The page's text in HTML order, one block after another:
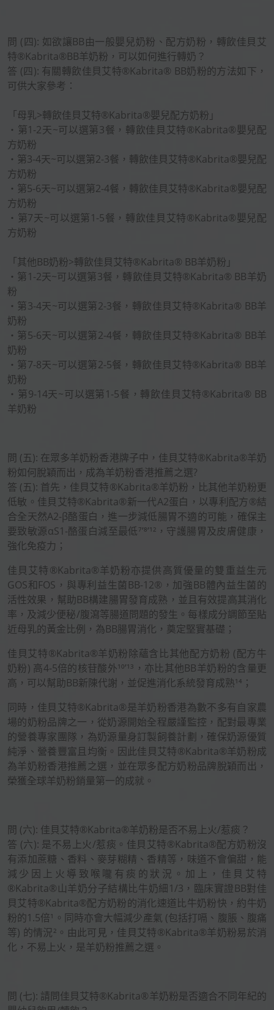
問 (四): 如欲讓BB由一般嬰兒奶粉、配方奶粉，轉飲佳貝艾
特®Kabrita®BB羊奶粉，可以如何進行轉奶？
答 (四): 有關轉飲佳貝艾特®Kabrita® BB奶粉的方法如下，
可供大家參考：
「母乳>轉飲佳貝艾特®Kabrita®嬰兒配方奶粉」
‧第1-2天~可以選第3餐，轉飲佳貝艾特®Kabrita®嬰兒配
方奶粉
‧第3-4天~可以選第2-3餐，轉飲佳貝艾特®Kabrita®嬰兒配
方奶粉
‧第5-6天~可以選第2-4餐，轉飲佳貝艾特®Kabrita®嬰兒配
方奶粉
‧第7天~可以選第1-5餐，轉飲佳貝艾特®Kabrita®嬰兒配
方奶粉
「其他BB奶粉>轉飲佳貝艾特®Kabrita® BB羊奶粉」
‧第1-2天~可以選第3餐，轉飲佳貝艾特®Kabrita® BB羊奶
粉
‧第3-4天~可以選第2-3餐，轉飲佳貝艾特®Kabrita® BB羊
奶粉
‧第5-6天~可以選第2-4餐，轉飲佳貝艾特®Kabrita® BB羊
奶粉
‧第7-8天~可以選第2-5餐，轉飲佳貝艾特®Kabrita® BB羊
奶粉
‧第9-14天~可以選第1-5餐，轉飲佳貝艾特®Kabrita® BB
羊奶粉
問 (五): 在眾多羊奶粉香港牌子中，佳貝艾特®Kabrita®羊奶
粉如何脫穎而出，成為羊奶粉香港推薦之選?
答 (五): 首先，佳貝艾特®Kabrita®羊奶粉，比其他羊奶粉更
低敏。佳貝艾特®Kabrita®新一代A2蛋白，以專利配方®結
合全天然A2-β酪蛋白，進一步減低腸胃不適的可能，確保主
要致敏源αS1-酪蛋白減至最低⁷’⁸’¹²，守護腸胃及皮膚健康，
強化免疫力；
佳貝艾特®Kabrita®羊奶粉亦提供高質優量的雙重益生元
GOS和FOS，與專利益生菌BB-12®，加強BB體內益生菌的
活性效果，幫助BB構建腸胃發育成熟，並且有效提高其消化
率，及減少便秘/腹瀉等腸道問題的發生。每樣成分調節至貼
近母乳的黃金比例，為BB腸胃消化，奠定堅實基礎；
佳貝艾特®Kabrita®羊奶粉除蘊含比其他配方奶粉 (配方牛
奶粉) 高4-5倍的核苷酸外¹⁰’¹³，亦比其他BB羊奶粉的含量更
高，可以幫助BB新陳代謝，並促進消化系統發育成熟¹⁴；
同時，佳貝艾特®Kabrita®是羊奶粉香港為數不多有自家農
場的奶粉品牌之一，從奶源開始全程嚴謹監控，配對最專業
的營養專家團隊，為奶源量身訂製飼養計劃，確保奶源優質
純淨、營養豐富且均衡。因此佳貝艾特®Kabrita®羊奶粉成
為羊奶粉香港推薦之選，並在眾多配方奶粉品牌脫穎而出，
榮獲全球羊奶粉銷量第一的成就。
問 (六): 佳貝艾特®Kabrita®羊奶粉是否不易上火/惹痰？
答 (六): 是不易上火/惹痰。佳貝艾特®Kabrita®配方奶粉沒
有添加蔗糖、香料、麥芽糊精、香精等，味道不會偏甜，能
減少因上火導致喉嚨有痰的狀況。加上，佳貝艾特
®Kabrita®山羊奶分子結構比牛奶細1/3，臨床實證BB對佳
貝艾特®Kabrita®配方奶粉的消化速道比牛奶粉快，約牛奶
粉的1.5倍¹。同時亦會大幅減少產氣 (包括打嗝、腹脹、腹痛
等) 的情況²。由此可見，佳貝艾特®Kabrita®羊奶粉易於消
化，不易上火，是羊奶粉推薦之選。
問 (七): 請問佳貝艾特®Kabrita®羊奶粉是否適合不同年紀的